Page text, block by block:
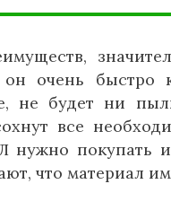
очень быстро
не будет ни
все
покупать
что материал